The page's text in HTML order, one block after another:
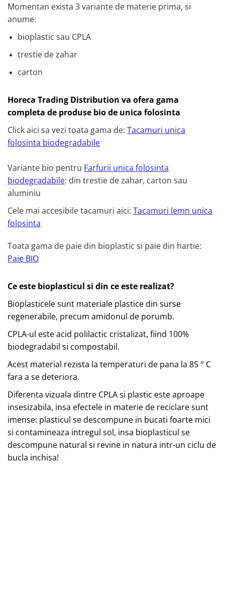
Momentan exista 3 variante de materie prima, si
anume:
bioplastic sau CPLA
trestie de zahar
carton
Horeca Trading Distribution va ofera gama
completa de produse bio de unica folosinta
Click aici sa vezi toata gama de: Tacamuri unica
folosinta biodegradabile
Variante bio pentru Farfurii unica folosinta
biodegradabile: din trestie de zahar, carton sau
aluminiu
Cele mai accesibile tacamuri aici: Tacamuri lemn unica
folosinta
Toata gama de paie din bioplastic si paie din hartie:
Paie BIO
Ce este bioplasticul si din ce este realizat?
Bioplasticele sunt materiale plastice din surse
regenerabile, precum amidonul de porumb.
CPLA-ul este acid polilactic cristalizat, fiind 100%
biodegradabil si compostabil.
Acest material rezista la temperaturi de pana la 85 ° C
fara a se deteriora.
Diferenta vizuala dintre CPLA si plastic este aproape
insesizabila, insa efectele in materie de reciclare sunt
imense: plasticul se descompune in bucati foarte mici
si contamineaza intregul sol, insa bioplasticul se
descompune natural si revine in natura intr-un ciclu de
bucla inchisa!